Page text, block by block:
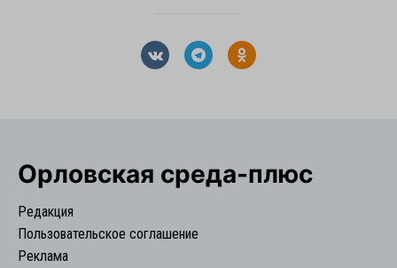
Орловская cреда-плюс
Редакция
Пользовательское соглашение
Реклама